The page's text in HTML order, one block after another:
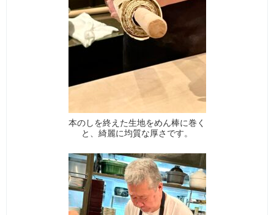
本のしを終えた生地をめん棒に巻く
と、綺麗に均質な厚さです。